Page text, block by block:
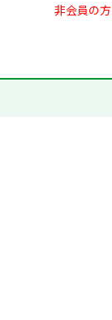
非会員の